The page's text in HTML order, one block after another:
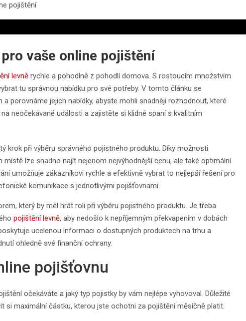
pojištění
vaše online pojištění
levně rychle a pohodlně z pohodlí domova. S rostoucím množstvím
tu správnou nabídku pro své potřeby. V tomto článku se
porovnáme jejich nabídky, abyste mohli snadněji rozhodnout, které
neočekávané události a zajistěte si klidné spaní s kvalitním
krok při výběru správného pojistného produktu. Díky možnosti
lze snadno najít nejenom nejvýhodnější cenu, ale také optimální
umožňuje zákazníkovi rychle a efektivně vybrat to nejlepší řešení pro
komunikace s jednotlivými pojišťovnami.
který by měl hrát roli při výběru pojistného produktu. Je třeba
pojištění levně, aby nedošlo k nepříjemným překvapením v dobách
ucelenou informaci o dostupných produktech na trhu a
ohledně své finanční ochrany.
pojišťovnu
očekáváte a jaký typ pojistky by vám nejlépe vyhovoval. Důležité
si maximální částku, kterou jste ochotni za pojištění měsíčně platit.